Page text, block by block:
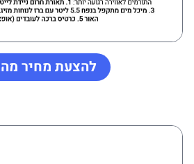
להצעת מחיר